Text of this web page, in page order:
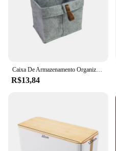
Caixa De Armazenamento Organizador Sala Mesa Diversos Cesta De Armazenamento Nordic Feltro Cesta De Lavanderia Caixa De Pano Quarto Meias Recipiente
R$13,84